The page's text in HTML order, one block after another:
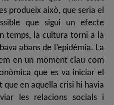
produeix això, que seria el
que sigui un efecte
temps, la cultura torni a la
abans de l’epidèmia. La
en un moment clau com
que es va iniciar el
en aquella crisi hi havia
les relacions socials i